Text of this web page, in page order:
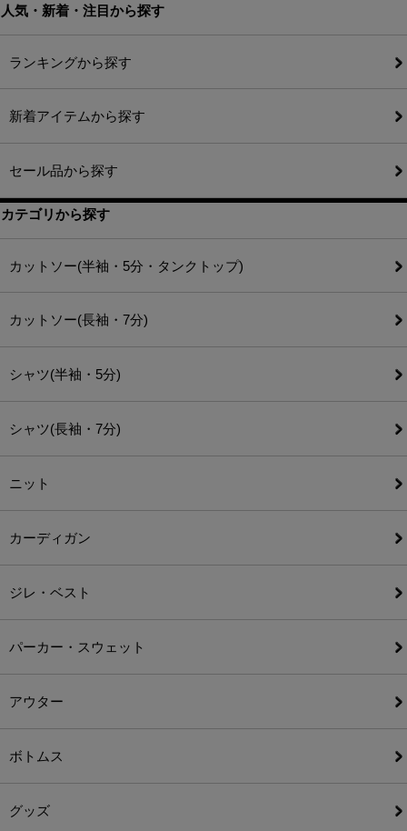
人気・新着・注目から探す
ランキングから探す
新着アイテムから探す
セール品から探す
カテゴリから探す
カットソー(半袖・5分・タンクトップ)
カットソー(長袖・7分)
シャツ(半袖・5分)
シャツ(長袖・7分)
ニット
カーディガン
ジレ・ベスト
パーカー・スウェット
アウター
ボトムス
グッズ